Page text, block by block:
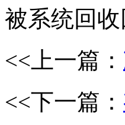
被系统回
<<上一篇：
<<下一篇：